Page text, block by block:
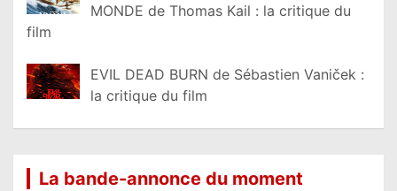
MONDE de Thomas Kail : la critique du
film
EVIL DEAD BURN de Sébastien Vaniček :
la critique du film
La bande-annonce du moment